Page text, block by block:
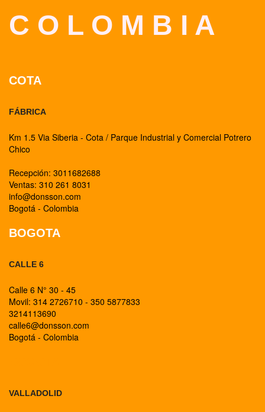
C O L O M B I A
COTA
FÁBRICA
Km 1.5 Via Siberia - Cota / Parque Industrial y Comercial Potrero
Chico
Recepción: 3011682688
Ventas: 310 261 8031
info@donsson.com
Bogotá - Colombia
BOGOTA
CALLE 6
Calle 6 N° 30 - 45
Movil: 314 2726710 - 350 5877833
3214113690
calle6@donsson.com
Bogotá - Colombia
VALLADOLID